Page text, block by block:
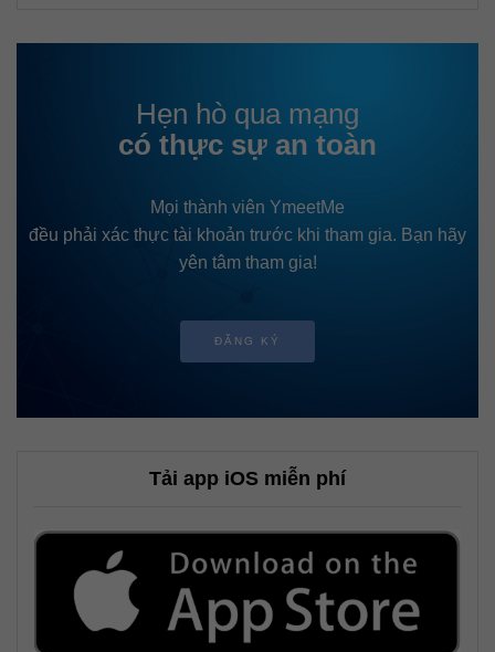
Hẹn hò qua mạng
có thực sự an toàn
Mọi thành viên YmeetMe
đều phải xác thực tài khoản trước khi tham gia. Bạn hãy
yên tâm tham gia!
ĐĂNG KÝ
Tải app iOS miễn phí